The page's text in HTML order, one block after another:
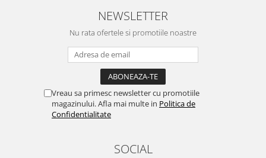
NEWSLETTER
Nu rata ofertele si promotiile noastre
Vreau sa primesc newsletter cu promotiile
magazinului. Afla mai multe in Politica de
Confidentialitate
SOCIAL